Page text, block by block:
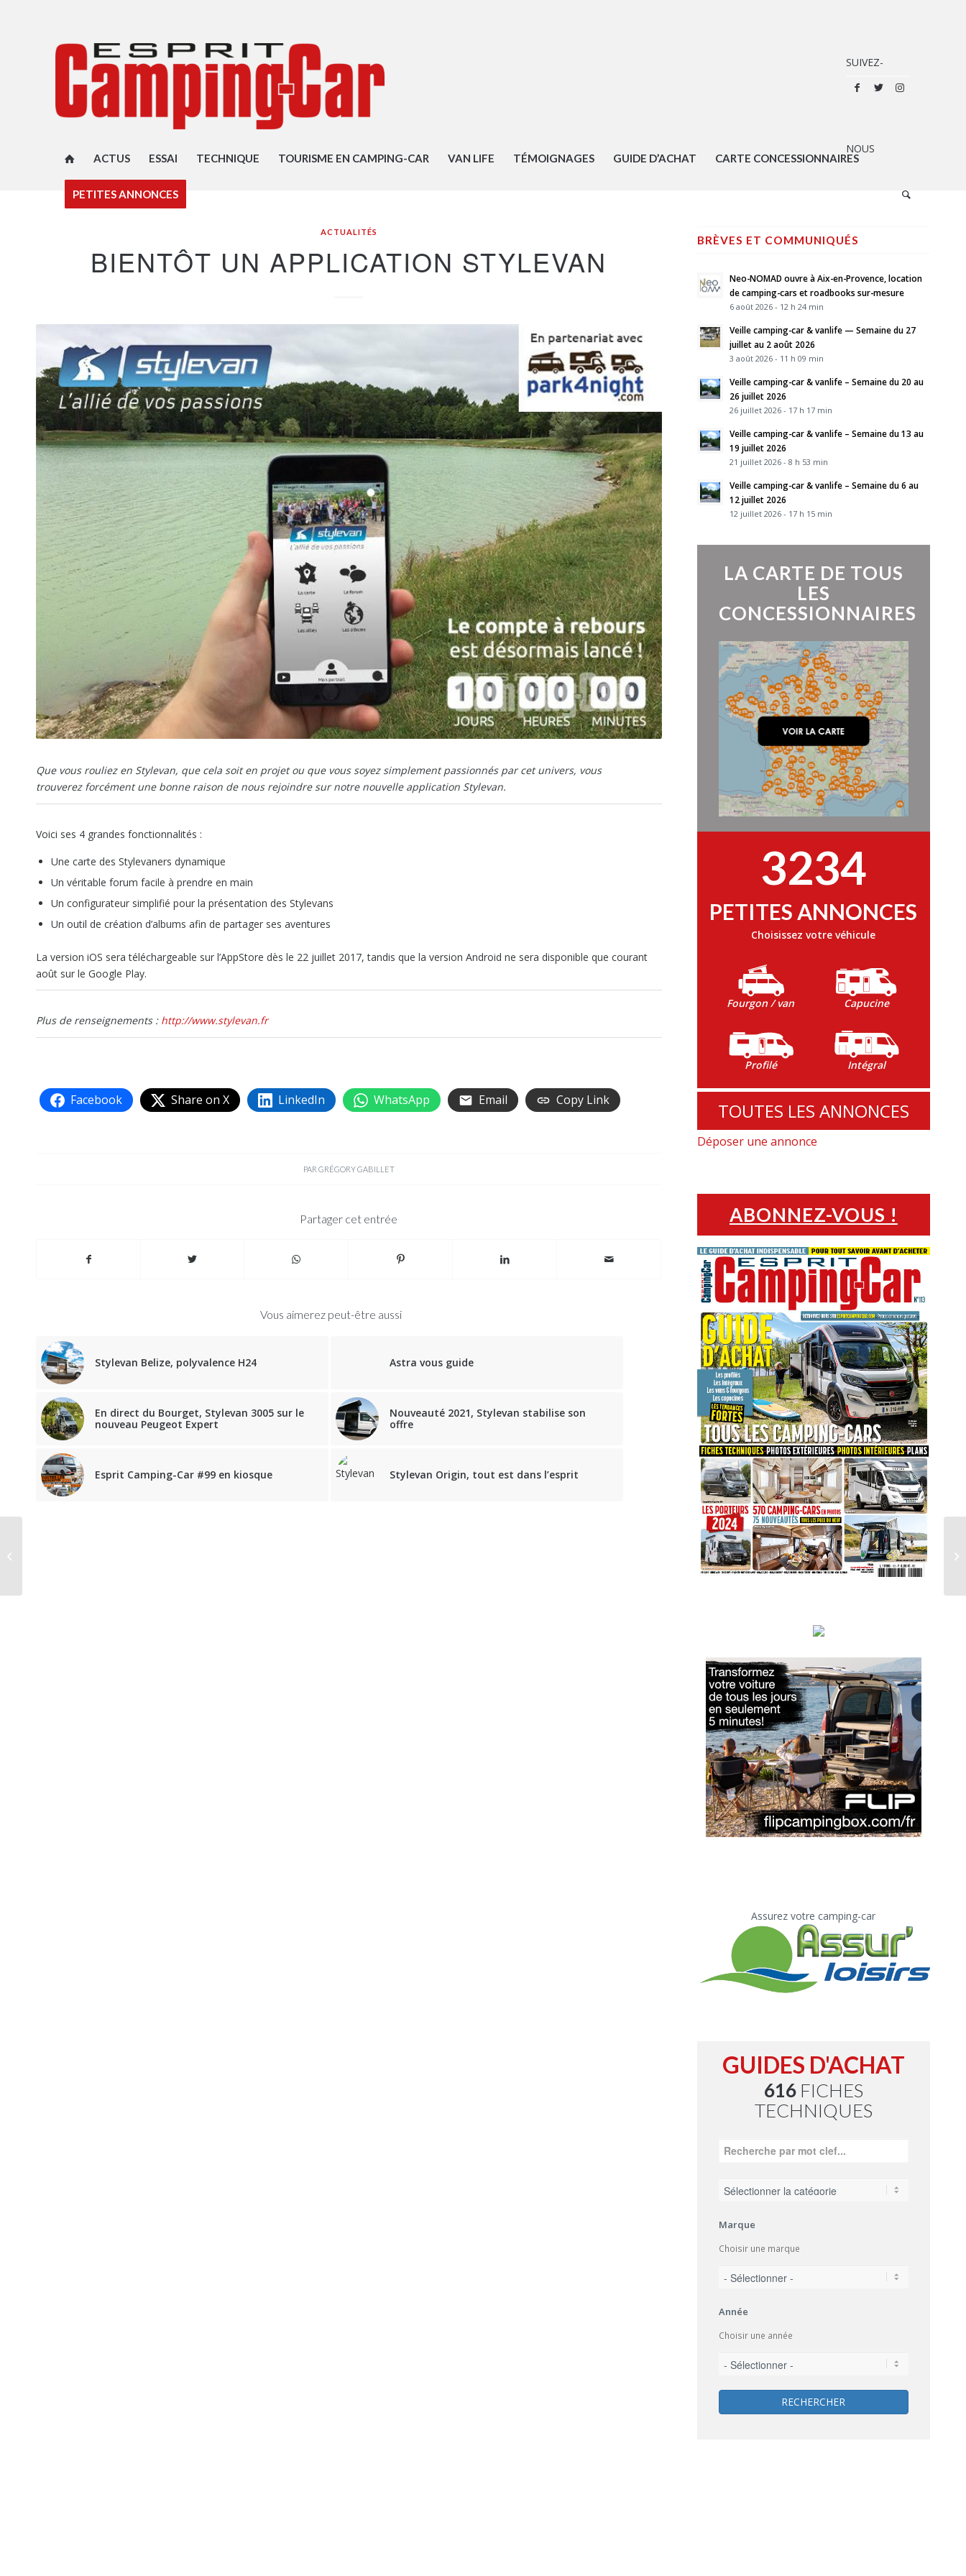
ACTUS ESSAI TECHNIQUE TOURISME EN CAMPING-CAR VAN LIFE TÉMOIGNAGES GUIDE D’ACHAT CARTE CONCESSIONNAIRES
PETITES ANNONCES
ACTUALITÉS
BIENTÔT UN APPLICATION STYLEVAN
Que vous rouliez en Stylevan, que cela soit en projet ou que vous soyez simplement passionnés par cet univers, vous
trouverez forcément une bonne raison de nous rejoindre sur notre nouvelle application Stylevan.
Voici ses 4 grandes fonctionnalités :
Une carte des Stylevaners dynamique
Un véritable forum facile à prendre en main
Un configurateur simplifié pour la présentation des Stylevans
Un outil de création d’albums afin de partager ses aventures
La version iOS sera téléchargeable sur l’AppStore dès le 22 juillet 2017, tandis que la version Android ne sera disponible que courant
août sur le Google Play.
Plus de renseignements : http://www.stylevan.fr
Facebook Share on X LinkedIn WhatsApp Email Copy Link
PAR GRÉGORY GABILLET
Partager cet entrée
Vous aimerez peut-être aussi
Stylevan Belize, polyvalence H24 Astra vous guide
En direct du Bourget, Stylevan 3005 sur le
nouveau Peugeot Expert
Nouveauté 2021, Stylevan stabilise son
offre
Esprit Camping-Car #99 en kiosque Stylevan Origin, tout est dans l’esprit
BRÈVES ET COMMUNIQUÉS
Neo-NOMAD ouvre à Aix-en-Provence, location
de camping-cars et roadbooks sur-mesure
6 août 2026 - 12 h 24 min
Veille camping-car & vanlife — Semaine du 27
juillet au 2 août 2026
3 août 2026 - 11 h 09 min
Veille camping-car & vanlife – Semaine du 20 au
26 juillet 2026
26 juillet 2026 - 17 h 17 min
Veille camping-car & vanlife – Semaine du 13 au
19 juillet 2026
21 juillet 2026 - 8 h 53 min
Veille camping-car & vanlife – Semaine du 6 au
12 juillet 2026
12 juillet 2026 - 17 h 15 min
LA CARTE DE TOUS
LES
CONCESSIONNAIRES
3234
PETITES ANNONCES
Choisissez votre véhicule
Fourgon / van Capucine
Profilé Intégral
TOUTES LES ANNONCES
Déposer une annonce
ABONNEZ-VOUS !
Assurez votre camping-car
GUIDES D'ACHAT
616FICHES
TECHNIQUES
Marque
Choisir une marque
Année
Choisir une année
RECHERCHER